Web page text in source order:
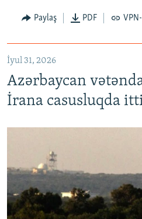
Paylaş PDF
İyul 31, 2026
Azərbaycan
İrana casusluqda